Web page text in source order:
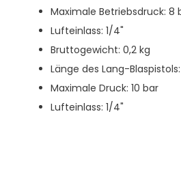
Maximale Betriebsdruck: 8
Lufteinlass: 1/4"
Bruttogewicht: 0,2 kg
Länge des Lang-
Maximale Druck: 10 bar
Lufteinlass: 1/4"